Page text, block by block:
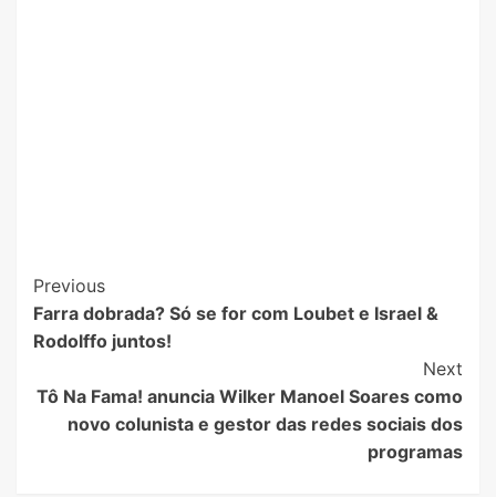
Post
Navigation
Previous
Farra dobrada? Só se for com Loubet e Israel &
Rodolffo juntos!
Next
Tô Na Fama! anuncia Wilker Manoel Soares como
novo colunista e gestor das redes sociais dos
programas